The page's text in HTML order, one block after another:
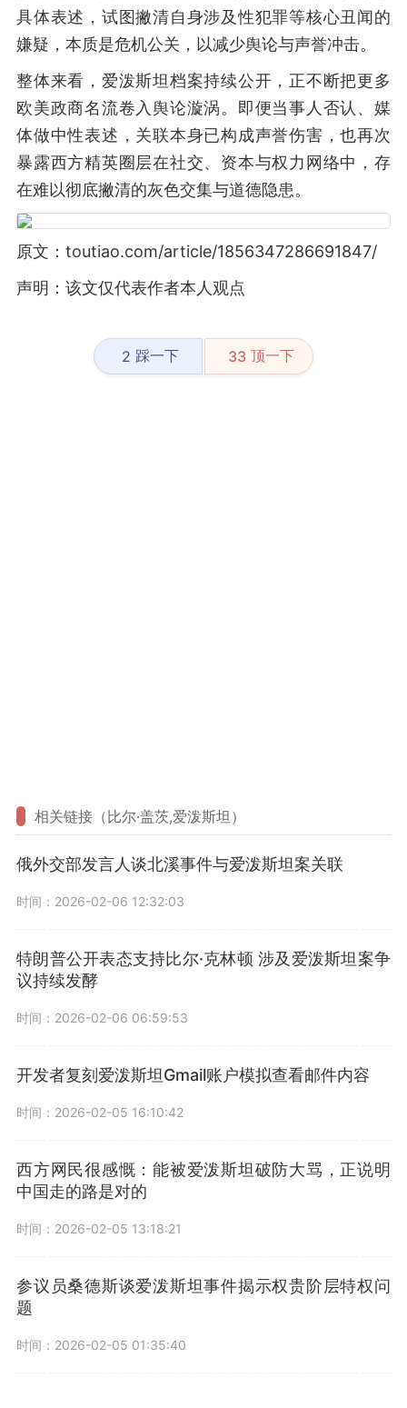
具体表述，试图撇清自身涉及性犯罪等核心丑闻的
嫌疑，本质是危机公关，以减少舆论与声誉冲击。
整体来看，爱泼斯坦档案持续公开，正不断把更多
欧美政商名流卷入舆论漩涡。即便当事人否认、媒
体做中性表述，关联本身已构成声誉伤害，也再次
暴露西方精英圈层在社交、资本与权力网络中，存
在难以彻底撇清的灰色交集与道德隐患。
原文：toutiao.com/article/1856347286691847/
声明：该文仅代表作者本人观点
2 踩一下 33 顶一下
相关链接（比尔·盖茨,爱泼斯坦）
俄外交部发言人谈北溪事件与爱泼斯坦案关联
时间：2026-02-06 12:32:03
特朗普公开表态支持比尔·克林顿 涉及爱泼斯坦案争
议持续发酵
时间：2026-02-06 06:59:53
开发者复刻爱泼斯坦Gmail账户模拟查看邮件内容
时间：2026-02-05 16:10:42
西方网民很感慨：能被爱泼斯坦破防大骂，正说明
中国走的路是对的
时间：2026-02-05 13:18:21
参议员桑德斯谈爱泼斯坦事件揭示权贵阶层特权问
题
时间：2026-02-05 01:35:40